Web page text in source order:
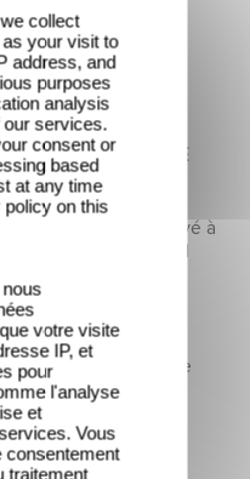
Blanchette
Jean GOBET,
TISSIER, Paul BARGE
correspond avec
jamais vue. Il a envoyé à
Jacques, qu'il
De son côté,
de son amie
deux soldats se
femmes.
dans une suite de
analysis
services.
consent or
based
at any time
on this
votre visite
pour
l'analyse
et
Vous
traitement
l'intérêt
via notre
sur ce